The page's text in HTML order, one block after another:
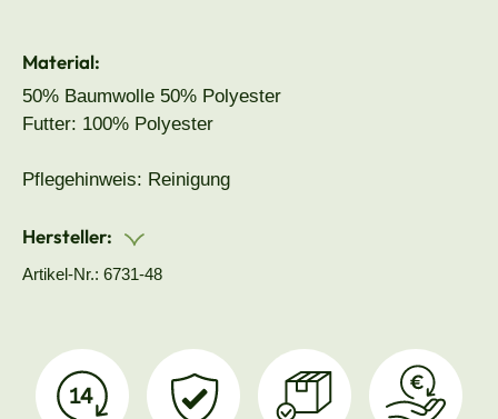
Material:
50% Baumwolle 50% Polyester
Futter: 100% Polyester
Pflegehinweis: Reinigung
Hersteller:
Artikel-Nr.: 6731-48